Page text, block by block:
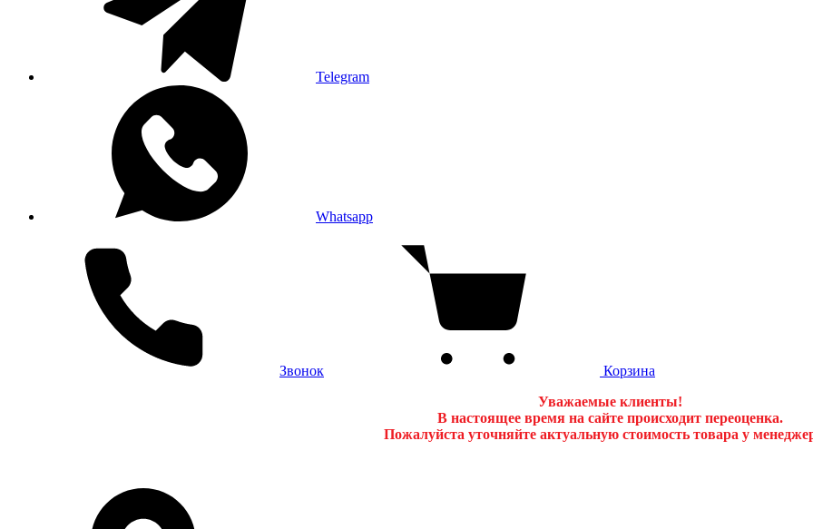
Telegram
Whatsapp
Звонок
Корзина
Уважаемые клиенты!
В настоящее время на сайте происходит переоценка.
Пожалуйста уточняйте актуальную стоимость товара у